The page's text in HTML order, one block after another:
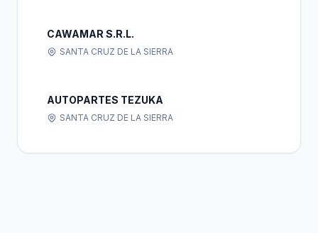
CAWAMAR S.R.L.
SANTA CRUZ DE LA SIERRA
AUTOPARTES TEZUKA
SANTA CRUZ DE LA SIERRA